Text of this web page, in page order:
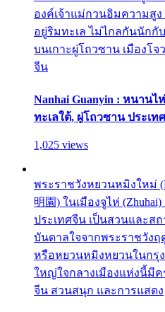
องค์เจ้าแม่กวนอิมความสู
อยู่ริมทะเล ไม่ไกลกันนักกั
บนเกาะผู่โถวซาน เมืองโ
จีน
Nanhai Guanyin : หนาน
ทะเลใต้, ผู่โถวซาน ประเท
1,025 views
พระราชวังหยวนหมิงใหม่
明園) ในเมืองจูไห่
ประเทศจีน เป็นสวนและส
บันดาลใจจากพระราชวังฤดู
หรือหยวนหมิงหยวนในกรุ
ใหญ่ใจกลางเมืองแห่งนี้มี
จีน สวนสนุก และการแสดง